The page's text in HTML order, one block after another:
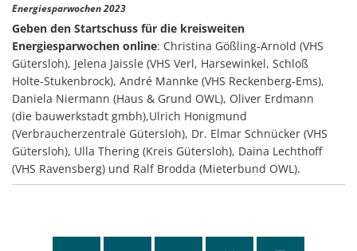
Energiesparwochen 2023
Geben den Startschuss für die kreisweiten
Energiesparwochen online: Christina Gößling-Arnold (VHS
Gütersloh), Jelena Jaissle (VHS Verl, Harsewinkel, Schloß
Holte-Stukenbrock), André Mannke (VHS Reckenberg-Ems),
Daniela Niermann (Haus & Grund OWL), Oliver Erdmann
(die bauwerkstadt gmbh),Ulrich Honigmund
(Verbraucherzentrale Gütersloh), Dr. Elmar Schnücker (VHS
Gütersloh), Ulla Thering (Kreis Gütersloh), Daina Lechthoff
(VHS Ravensberg) und Ralf Brodda (Mieterbund OWL).